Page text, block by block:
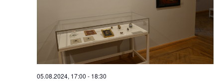
05.08.2024, 17:00 - 18:30